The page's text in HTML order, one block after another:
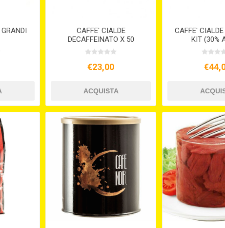
CAFFE' CIALDE
DECAFFEINATO X 50
€23,00
CAFFE'
KIT (30%